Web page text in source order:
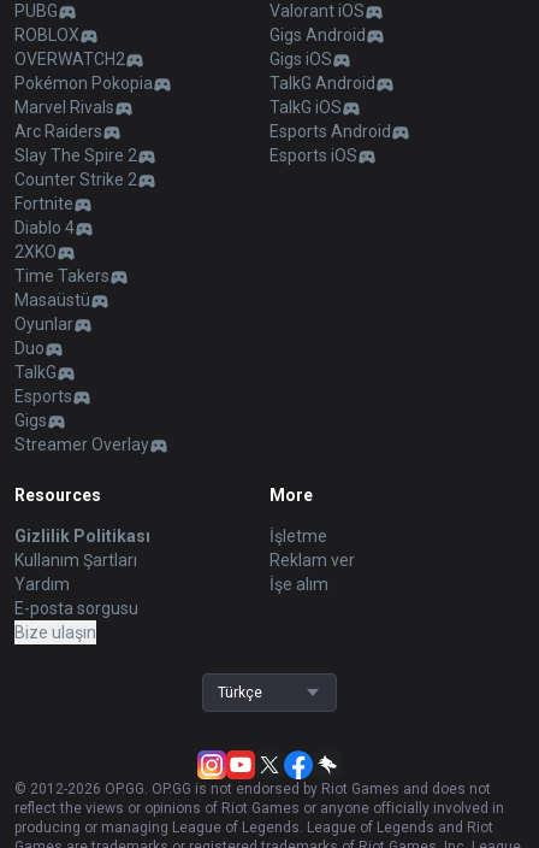
PUBG
ROBLOX
OVERWATCH2
Pokémon Pokopia
Marvel Rivals
Arc Raiders
Slay The Spire 2
Counter Strike 2
Fortnite
Diablo 4
2XKO
Time Takers
Masaüstü
Oyunlar
Duo
TalkG
Esports
Gigs
Streamer Overlay
Valorant iOS
Gigs Android
Gigs iOS
TalkG Android
TalkG iOS
Esports Android
Esports iOS
Resources
Gizlilik Politikası
Kullanım Şartları
Yardım
E-posta sorgusu
Bize ulaşın
More
İşletme
Reklam ver
İşe alım
Türkçe
© 2012-2026 OP.GG. OP.GG is not endorsed by Riot Games and does not
reflect the views or opinions of Riot Games or anyone officially involved in
producing or managing League of Legends. League of Legends and Riot